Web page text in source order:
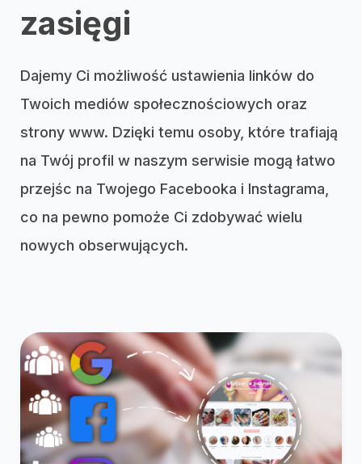
zasięgi
Dajemy Ci możliwość ustawienia linków do
Twoich mediów społecznościowych oraz
strony www. Dzięki temu osoby, które trafiają
na Twój profil w naszym serwisie mogą łatwo
przejśc na Twojego Facebooka i Instagrama,
co na pewno pomoże Ci zdobywać wielu
nowych obserwujących.